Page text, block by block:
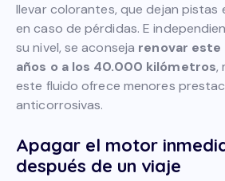
llevar colorantes, que dejan pistas
en caso de pérdidas. E
su nivel, se aconseja renovar este
años o a los 40.000 kilómetros,
este fluido ofrece menores
anticorrosivas.
Apagar el motor
después de un viaje